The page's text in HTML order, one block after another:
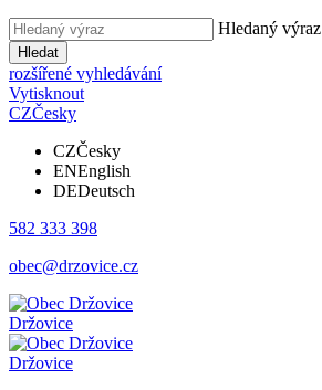
Hledaný výraz
Hledat
rozšířené vyhledávání
Vytisknout
CZČesky
CZČesky
ENEnglish
DEDeutsch
582 333 398
obec@drzovice.cz
Držovice
Držovice